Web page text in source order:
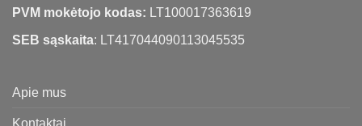
PVM mokėtojo kodas: LT100017363619
SEB sąskaita: LT417044090113045535
Apie mus
Kontaktai